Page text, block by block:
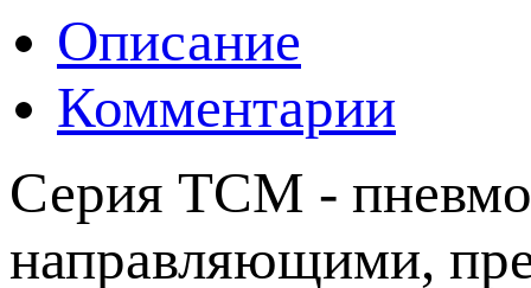
Описание
Комментарии
Серия ТСМ -
направляющими,